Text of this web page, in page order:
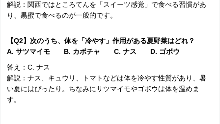
解説：関西ではところてんを「スイーツ感覚」で食べる習慣があ
り、黒蜜で食べるのが一般的です。
【Q2】次のうち、体を「冷やす」作用がある夏野菜はどれ？
A. サツマイモ B. カボチャ C. ナス D. ゴボウ
答え：C. ナス
解説：ナス、キュウリ、トマトなどは体を冷やす性質があり、暑
い夏にはぴったり。ちなみにサツマイモやゴボウは体を温めま
す。